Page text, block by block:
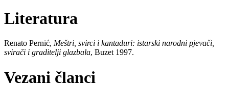
Literatura
Renato Pernić, Meštri, svirci i kantaduri: istarski narodni pjevači,
svirači i graditelji glazbala, Buzet 1997.
Vezani članci